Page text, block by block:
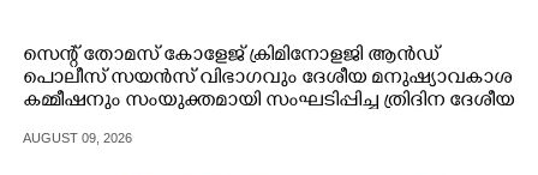
സെന്റ് തോമസ് കോളേജ് ക്രിമിനോളജി ആൻഡ്
പൊലീസ് സയൻസ് വിഭാഗവും ദേശീയ മനുഷ്യാവകാശ
കമ്മീഷനും സംയുക്തമായി സംഘടിപ്പിച്ച ത്രിദിന ദേശീയ
AUGUST 09, 2026